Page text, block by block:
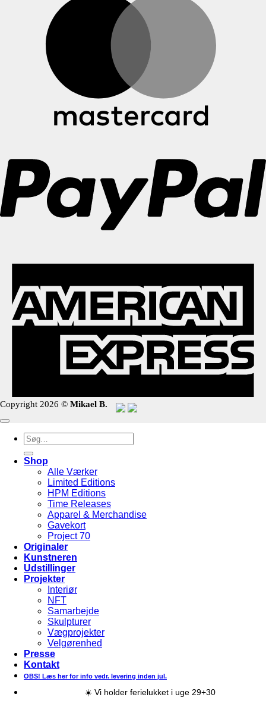
Copyright 2026 © Mikael B.
Søg
efter:
Shop
Alle Værker
Limited Editions
HPM Editions
Time Releases
Apparel & Merchandise
Gavekort
Project 70
Originaler
Kunstneren
Udstillinger
Projekter
Interiør
NFT
Samarbejde
Skulpturer
Vægprojekter
Velgørenhed
Presse
Kontakt
OBS! Læs her for info vedr. levering inden jul.
☀️ Vi holder ferielukket i uge 29+30